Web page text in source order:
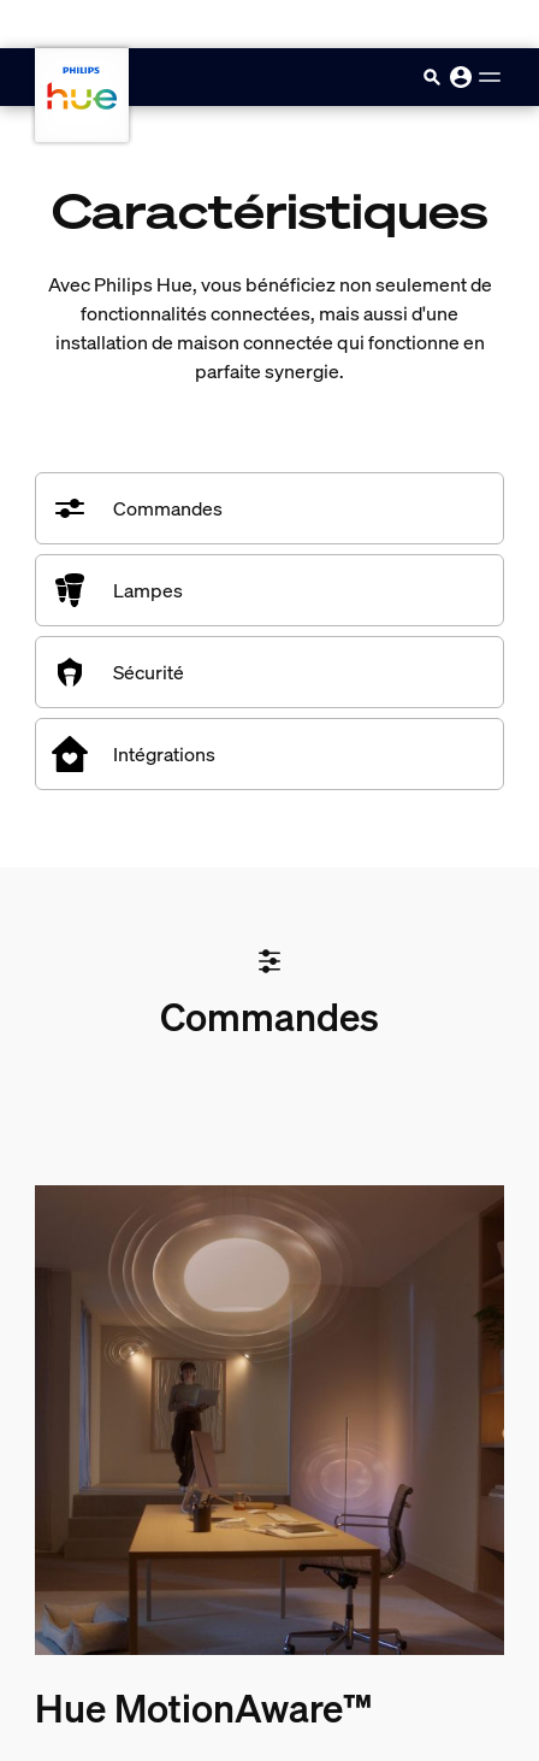
Caractéristiques
Avec Philips Hue, vous bénéficiez non seulement de
fonctionnalités connectées, mais aussi d'une
installation de maison connectée qui fonctionne en
parfaite synergie.
Commandes
Lampes
Sécurité
Intégrations
Commandes
Hue MotionAware™